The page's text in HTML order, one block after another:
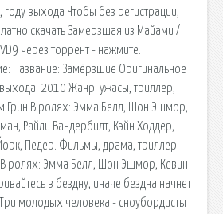
выхода Чтобы без регистрации,
скачать Замерзшая из Майами /
через торрент - нажмите.
Название: Замёрзшие Оригинальное
2010 Жанр: ужасы, триллер,
Грин В ролях: Эмма Белл, Шон Эшмор,
Райли Вандербилт, Кэйн Ходдер,
Педер. Фильмы, драма, триллер.
В ролях: Эмма Белл, Шон Эшмор, Кевин
в бездну, иначе бездна начнет
Три молодых человека - сноубордисты